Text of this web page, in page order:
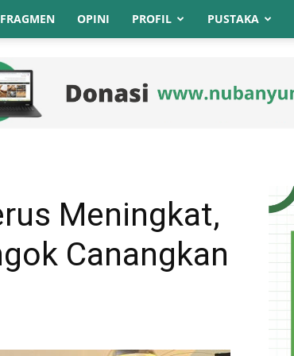
FRAGMEN OPINI PROFIL PUSTAKA
Meningkat,
Canangkan